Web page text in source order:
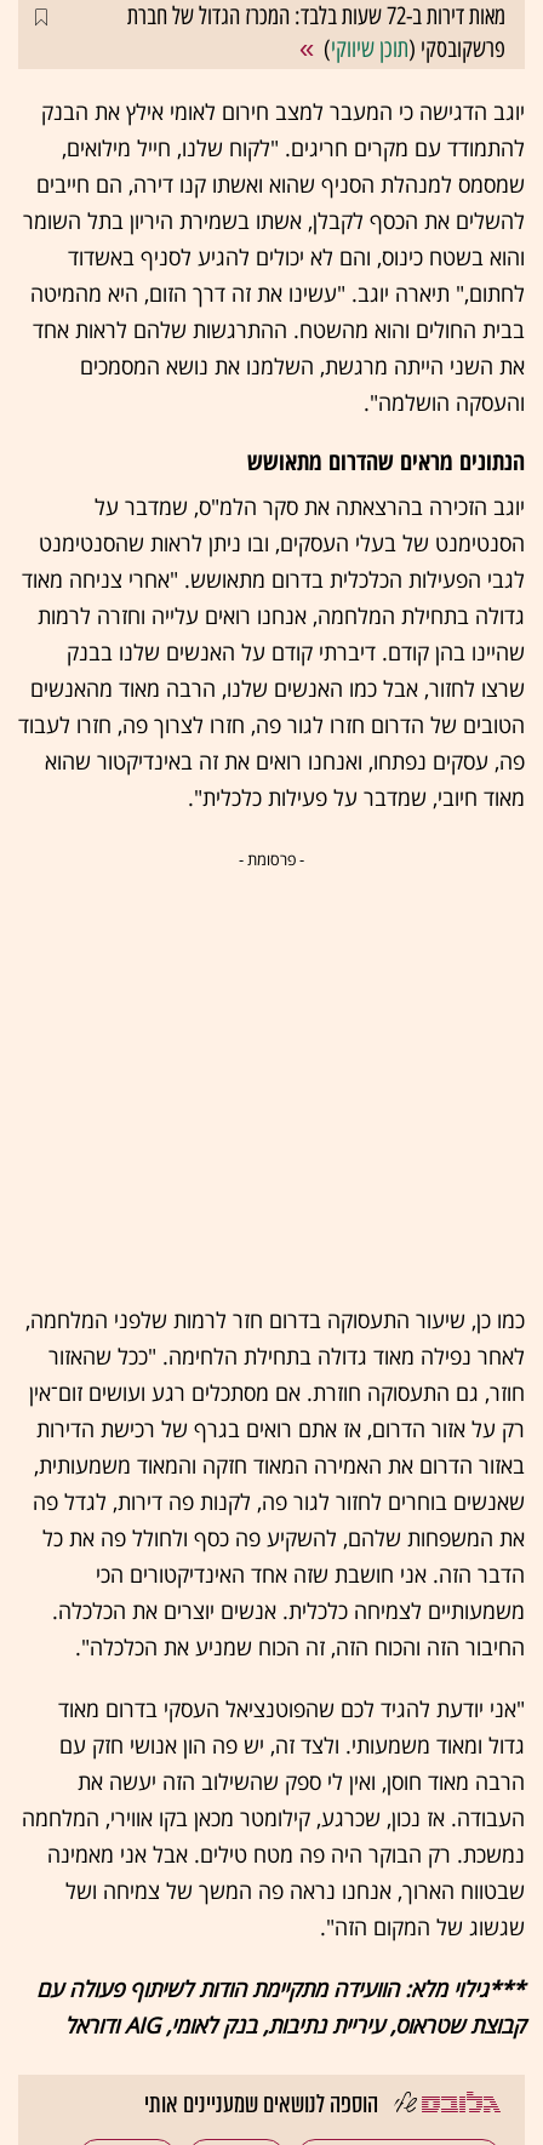
מאות דירות ב-72 שעות בלבד: המכרז הגדול של חברת
פרשקובסקי (תוכן שיווקי)
יוגב הדגישה כי המעבר למצב חירום לאומי אילץ את הבנק
להתמודד עם מקרים חריגים. "לקוח שלנו, חייל מילואים,
שמסמס למנהלת הסניף שהוא ואשתו קנו דירה, הם חייבים
להשלים את הכסף לקבלן, אשתו בשמירת היריון בתל השומר
והוא בשטח כינוס, והם לא יכולים להגיע לסניף באשדוד
לחתום," תיארה יוגב. "עשינו את זה דרך הזום, היא מהמיטה
בבית החולים והוא מהשטח. ההתרגשות שלהם לראות אחד
את השני הייתה מרגשת, השלמנו את נושא המסמכים
והעסקה הושלמה".
הנתונים מראים שהדרום מתאושש
יוגב הזכירה בהרצאתה את סקר הלמ"ס, שמדבר על
הסנטימנט של בעלי העסקים, ובו ניתן לראות שהסנטימנט
לגבי הפעילות הכלכלית בדרום מתאושש. "אחרי צניחה מאוד
גדולה בתחילת המלחמה, אנחנו רואים עלייה וחזרה לרמות
שהיינו בהן קודם. דיברתי קודם על האנשים שלנו בבנק
שרצו לחזור, אבל כמו האנשים שלנו, הרבה מאוד מהאנשים
הטובים של הדרום חזרו לגור פה, חזרו לצרוך פה, חזרו לעבוד
פה, עסקים נפתחו, ואנחנו רואים את זה באינדיקטור שהוא
מאוד חיובי, שמדבר על פעילות כלכלית".
- פרסומת -
כמו כן, שיעור התעסוקה בדרום חזר לרמות שלפני המלחמה,
לאחר נפילה מאוד גדולה בתחילת הלחימה. "ככל שהאזור
חוזר, גם התעסוקה חוזרת. אם מסתכלים רגע ועושים זום־אין
רק על אזור הדרום, אז אתם רואים בגרף של רכישת הדירות
באזור הדרום את האמירה המאוד חזקה והמאוד משמעותית,
שאנשים בוחרים לחזור לגור פה, לקנות פה דירות, לגדל פה
את המשפחות שלהם, להשקיע פה כסף ולחולל פה את כל
הדבר הזה. אני חושבת שזה אחד האינדיקטורים הכי
משמעותיים לצמיחה כלכלית. אנשים יוצרים את הכלכלה.
החיבור הזה והכוח הזה, זה הכוח שמניע את הכלכלה".
"אני יודעת להגיד לכם שהפוטנציאל העסקי בדרום מאוד
גדול ומאוד משמעותי. ולצד זה, יש פה הון אנושי חזק עם
הרבה מאוד חוסן, ואין לי ספק שהשילוב הזה יעשה את
העבודה. אז נכון, שכרגע, קילומטר מכאן בקו אווירי, המלחמה
נמשכת. רק הבוקר היה פה מטח טילים. אבל אני מאמינה
שבטווח הארוך, אנחנו נראה פה המשך של צמיחה ושל
שגשוג של המקום הזה".
***גילוי מלא: הוועידה מתקיימת הודות לשיתוף פעולה עם
קבוצת שטראוס, עיריית נתיבות, בנק לאומי, AIG ודוראל
הוספה לנושאים שמעניינים אותי